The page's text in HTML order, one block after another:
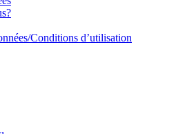
Conditions d’utilisation